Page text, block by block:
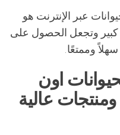
عبر الإنترنت هو
كبير وتجعل الحصول على
وممتعًا.
اون
عالية